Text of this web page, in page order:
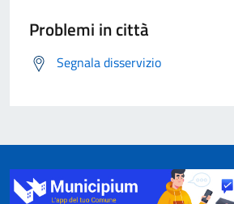
Problemi in città
Segnala disservizio